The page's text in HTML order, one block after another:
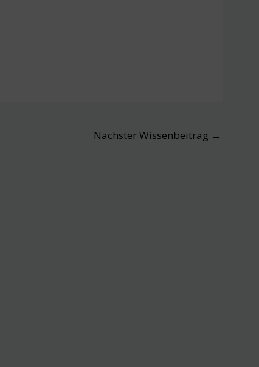
Nächster Wissenbeitrag →